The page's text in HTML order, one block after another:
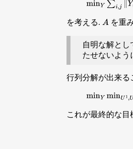
minY∑i j∥Y −
を考える. A を重
自明な解と
たせないよう
行列分解が出来
minYminU1,
これが最終的な目